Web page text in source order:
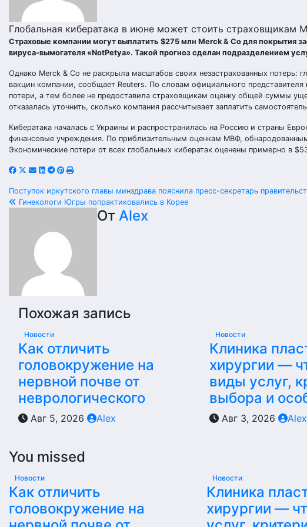
Глобальная кибератака в июне может стоить страховщикам
Страховые компании могут выплатить $275 млн Merck & Co для покрытия
вируса-вымогателя «NotPetya». Такой прогноз сделан подразделением
Однако Merck & Co не раскрыла масштабов своих незастрахованных потерь:
вакцин компании, сообщает Reuters. По словам официального
потери, а тем более не предоставила страховщикам оценку общей суммы
отказалась уточнить, сколько компания рассчитывает заплатить
Кибератака началась с Украины и распространилась на Россию и страны
финансовые учреждения. По приблизительным оценкам МВФ,
Экономические потери от всех глобальных кибератак оценены примерно в
Навигация
записям
Поступок иркутского главы минздрава пояснила пресс-секретарь
Гинекологи Югры попрактиковались в Корее
От Alex
Похожая запись
Новости
Как отличить
головокружение на
нервной почве от
неврологического
Авг 5, 2026 Alex
Новости
Клиника
хирургии —
виды услуг,
выбора и
Авг 3, 2026 Alex
You missed
Новости
Как отличить
головокружение на
Новости
Клиника
хирургии —